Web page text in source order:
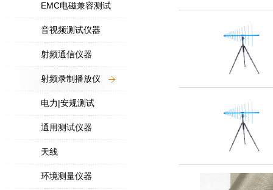
EMC电磁兼容测试
音视频测试仪器
射频通信仪器
射频录制播放仪
电力|安规测试
通用测试仪器
天线
环境测量仪器